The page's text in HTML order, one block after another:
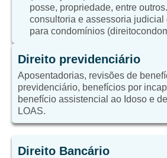
posse, propriedade, entre
consultoria e assessoria judicial
para condomínios
Direito previdenciário
Aposentadorias, revisões de
previdenciário, benefícios por
benefício assistencial ao Idoso e
LOAS.
Direito Bancário